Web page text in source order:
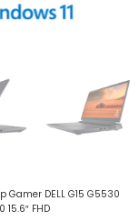
Gamer DELL G15 G5530
15.6″ FHD